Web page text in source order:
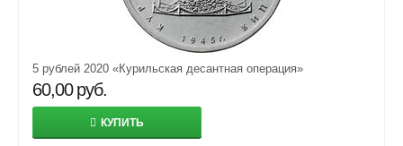
5 рублей 2020 «Курильская десантная операция»
60,00 руб.
КУПИТЬ